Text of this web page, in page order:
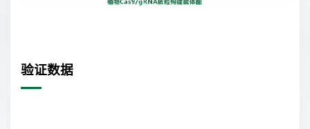
验证数据